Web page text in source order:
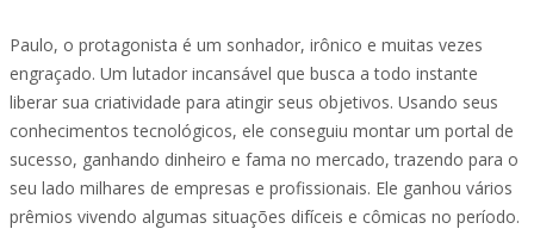
Paulo, o protagonista é um sonhador, irônico e muitas vezes
engraçado. Um lutador incansável que busca a todo instante
liberar sua criatividade para atingir seus objetivos. Usando seus
conhecimentos tecnológicos, ele conseguiu montar um portal de
sucesso, ganhando dinheiro e fama no mercado, trazendo para o
seu lado milhares de empresas e profissionais. Ele ganhou vários
prêmios vivendo algumas situações difíceis e cômicas no período.